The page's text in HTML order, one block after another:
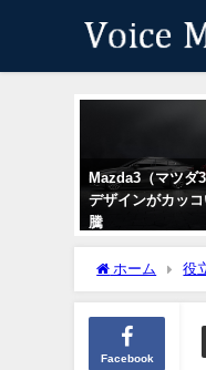
Mazda3（マツダ
デザインがカッ
騰
ホーム 役
Facebook